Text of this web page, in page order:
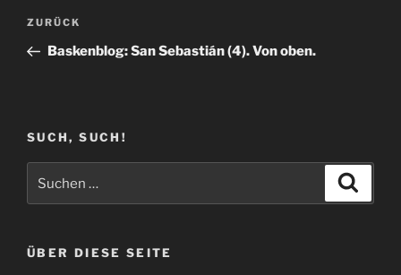
Beitragsnavigation
Vorheriger
Beitrag
ZURÜCK
Baskenblog: San Sebastián (4). Von oben.
SUCH, SUCH!
ÜBER DIESE SEITE